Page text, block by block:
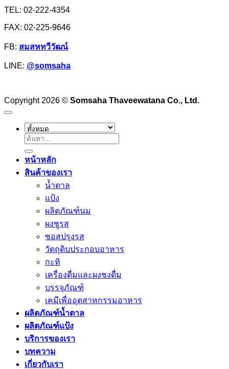
ฮ่องกง
TEL: 02-222-4354
FAX: 02-225-9646
FB: สมสหทวีวัฒน์
LINE: @somsaha
Copyright 2026 © Somsaha Thaveewatana Co., Ltd.
ค้นหา:
หน้าหลัก
สินค้าของเรา
น้ำตาล
แป้ง
ผลิตภัณฑ์นม
ผงชูรส
ซอสปรุงรส
วัตถุดิบประกอบอาหาร
กะทิ
เครื่องดื่มและผงชงดื่ม
บรรจุภัณฑ์
เคมีเพื่ออุตสาหกรรมอาหาร
ผลิตภัณฑ์น้ำตาล
ผลิตภัณฑ์แป้ง
บริการของเรา
บทความ
เกี่ยวกับเรา